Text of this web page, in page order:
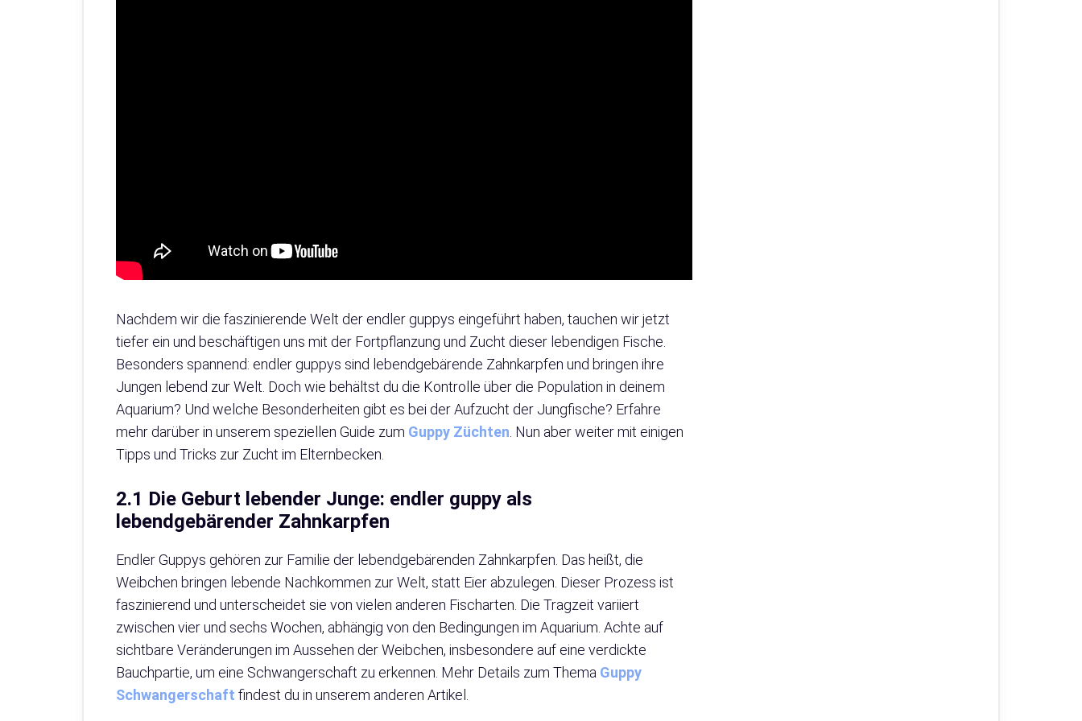
Nachdem wir die faszinierende Welt der endler guppys eingeführt haben, tauchen wir jetzt
tiefer ein und beschäftigen uns mit der Fortpflanzung und Zucht dieser lebendigen Fische.
Besonders spannend: endler guppys sind lebendgebärende Zahnkarpfen und bringen ihre
Jungen lebend zur Welt. Doch wie behältst du die Kontrolle über die Population in deinem
Aquarium? Und welche Besonderheiten gibt es bei der Aufzucht der Jungfische? Erfahre
mehr darüber in unserem speziellen Guide zum Guppy Züchten . Nun aber weiter mit einigen
Tipps und Tricks zur Zucht im Elternbecken.
2.1 Die Geburt lebender Junge: endler guppy als
lebendgebärender Zahnkarpfen
Endler Guppys gehören zur Familie der lebendgebärenden Zahnkarpfen. Das heißt, die
Weibchen bringen lebende Nachkommen zur Welt, statt Eier abzulegen. Dieser Prozess ist
faszinierend und unterscheidet sie von vielen anderen Fischarten. Die Tragzeit variiert
zwischen vier und sechs Wochen, abhängig von den Bedingungen im Aquarium. Achte auf
sichtbare Veränderungen im Aussehen der Weibchen, insbesondere auf eine verdickte
Bauchpartie, um eine Schwangerschaft zu erkennen. Mehr Details zum Thema Guppy
Schwangerschaft findest du in unserem anderen Artikel.